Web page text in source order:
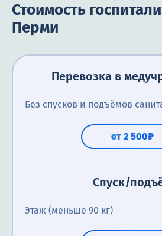
Стоимость
Перми
Перевозка в
Без спусков и подъёмов
от 2 500₽
Спуск/
Этаж (меньше 90 кг)